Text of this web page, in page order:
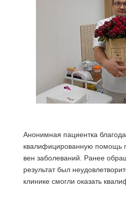
Анонимная пациентка
квалифицированную помощь
вен заболеваний. Ранее
результат был
клинике смогли оказать